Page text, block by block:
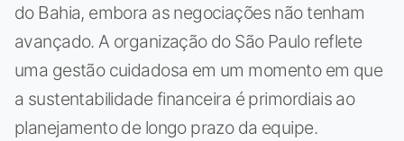
do Bahia, embora as negociações não tenham
avançado. A organização do São Paulo reflete
uma gestão cuidadosa em um momento em que
a sustentabilidade financeira é primordiais ao
planejamento de longo prazo da equipe.